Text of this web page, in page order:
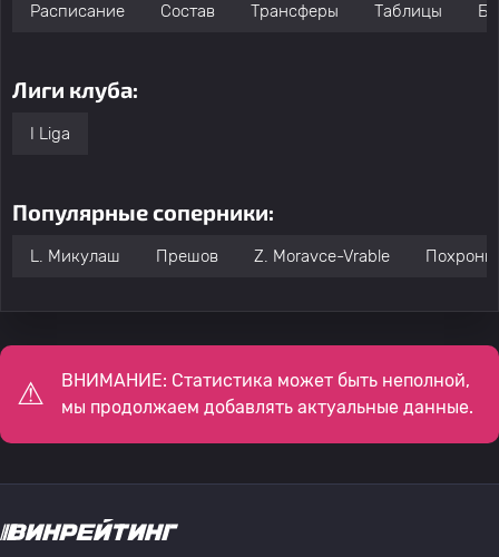
Расписание Состав Трансферы Таблицы
Лиги клуба:
I Liga
Популярные соперники:
L. Микулаш Прешов Z. Moravce-Vrable
ВНИМАНИЕ: Статистика может быть неполной,
мы продолжаем добавлять актуальные данные.